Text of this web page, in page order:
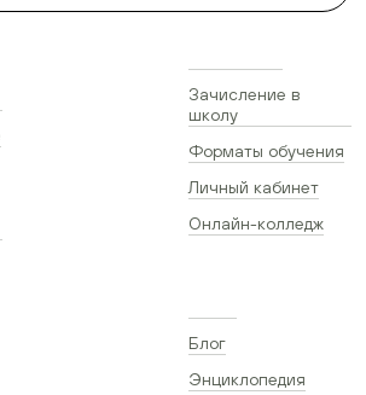
Зачисление в
школу
Форматы обучения
Личный кабинет
Онлайн-колледж
Блог
Энциклопедия